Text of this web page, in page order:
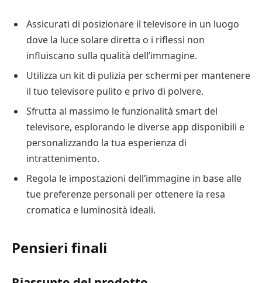
Assicurati di posizionare il televisore in un luogo
dove la luce solare diretta o i riflessi non
influiscano sulla qualità dell’immagine.
Utilizza un kit di pulizia per schermi per mantenere
il tuo televisore pulito e privo di polvere.
Sfrutta al massimo le funzionalità smart del
televisore, esplorando le diverse app disponibili e
personalizzando la tua esperienza di
intrattenimento.
Regola le impostazioni dell’immagine in base alle
tue preferenze personali per ottenere la resa
cromatica e luminosità ideali.
Pensieri finali